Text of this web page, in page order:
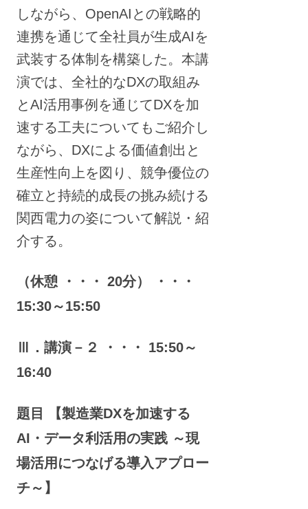
しながら、OpenAIとの戦略的
連携を通じて全社員が生成AIを
武装する体制を構築した。本講
演では、全社的なDXの取組み
とAI活用事例を通じてDXを加
速する工夫についてもご紹介し
ながら、DXによる価値創出と
生産性向上を図り、競争優位の
確立と持続的成長の挑み続ける
関西電力の姿について解説・紹
介する。
（休憩 ・・・ 20分） ・・・
15:30～15:50
Ⅲ．講演－２ ・・・ 15:50～
16:40
題目 【製造業DXを加速する
AI・データ利活用の実践 ～現
場活用につなげる導入アプロー
チ～】